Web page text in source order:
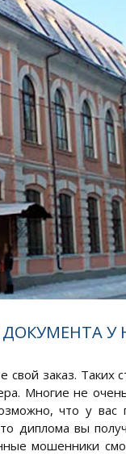
У
заказ. Таких
Многие не
что у вас
диплома вы
мошенники